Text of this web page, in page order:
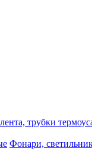
трубки
Фонари,